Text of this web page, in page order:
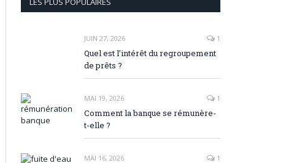
JUIN 27, 2026 1
Quel est l’intérêt du regroupement
de prêts ?
MAI 19, 2026 1
Comment la banque se rémunère-
t-elle ?
MAI 16, 2026 1